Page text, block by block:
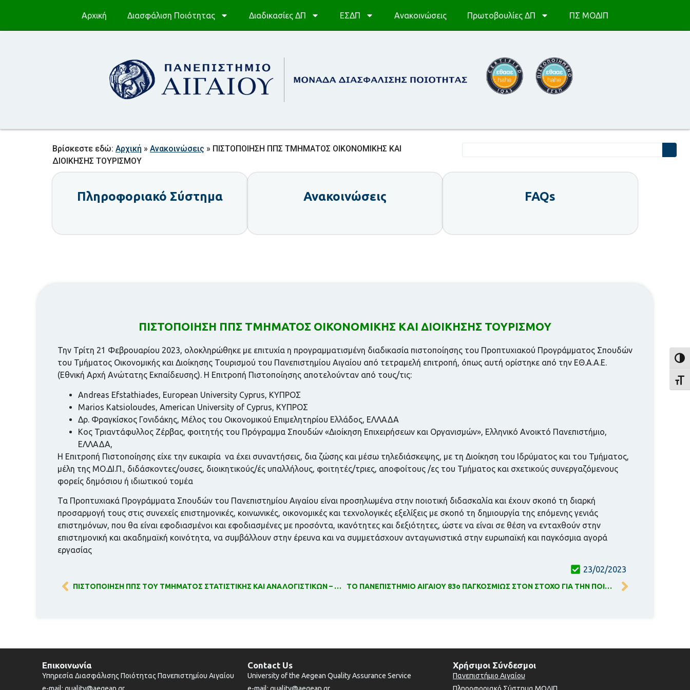
Αρχική Διασφάλιση Ποιότητας Διαδικασίες ΔΠ ΕΣΔΠ Ανακοινώσεις Πρωτοβουλίες ΔΠ ΠΣ ΜΟΔΙΠ
Βρίσκεστε εδώ: Αρχική » Ανακοινώσεις » ΠΙΣΤΟΠΟΙΗΣΗ ΠΠΣ ΤΜΗΜΑΤΟΣ ΟΙΚΟΝΟΜΙΚΗΣ ΚΑΙ
ΔΙΟΙΚΗΣΗΣ ΤΟΥΡΙΣΜΟΥ
Πληροφοριακό Σύστημα Ανακοινώσεις FAQs
ΠΙΣΤΟΠΟΙΗΣΗ ΠΠΣ ΤΜΗΜΑΤΟΣ ΟΙΚΟΝΟΜΙΚΗΣ ΚΑΙ ΔΙΟΙΚΗΣΗΣ ΤΟΥΡΙΣΜΟΥ
Την Τρίτη 21 Φεβρουαρίου 2023, ολοκληρώθηκε με επιτυχία η προγραμματισμένη διαδικασία πιστοποίησης του Προπτυχιακού Προγράμματος Σπουδών
του Τμήματος Οικονομικής και Διοίκησης Τουρισμού του Πανεπιστημίου Αιγαίου από τετραμελή επιτροπή, όπως αυτή ορίστηκε από την ΕΘ.Α.Α.Ε.
(Εθνική Αρχή Ανώτατης Εκπαίδευσης). Η Επιτροπή Πιστοποίησης αποτελούνταν από τους/τις:
Andreas Efstathiades, European University Cyprus, ΚΥΠΡΟΣ
Marios Katsioloudes, American University of Cyprus, ΚΥΠΡΟΣ
Δρ. Φραγκίσκος Γονιδάκης, Μέλος του Οικονομικού Επιμελητηρίου Ελλάδος, ΕΛΛΑΔΑ
Κος Τριαντάφυλλος Ζέρβας, φοιτητής του Πρόγραμμα Σπουδών «Διοίκηση Επιχειρήσεων και Οργανισμών», Ελληνικό Ανοικτό Πανεπιστήμιο,
ΕΛΛΑΔΑ,
Η Επιτροπή Πιστοποίησης είχε την ευκαιρία να έχει συναντήσεις, δια ζώσης και μέσω τηλεδιάσκεψης, με τη Διοίκηση του Ιδρύματος και του Τμήματος,
μέλη της ΜΟ.ΔΙ.Π., διδάσκοντες/ουσες, διοικητικούς/ές υπαλλήλους, φοιτητές/τριες, αποφοίτους /ες του Τμήματος και σχετικούς συνεργαζόμενους
φορείς δημόσιου ή ιδιωτικού τομέα
Τα Προπτυχιακά Προγράμματα Σπουδών του Πανεπιστημίου Αιγαίου είναι προσηλωμένα στην ποιοτική διδασκαλία και έχουν σκοπό τη διαρκή
προσαρμογή τους στις συνεχείς επιστημονικές, κοινωνικές, οικονομικές και τεχνολογικές εξελίξεις με σκοπό τη δημιουργία της επόμενης γενιάς
επιστημόνων, που θα είναι εφοδιασμένοι και εφοδιασμένες με προσόντα, ικανότητες και δεξιότητες, ώστε να είναι σε θέση να ενταχθούν στην
επιστημονική και ακαδημαϊκή κοινότητα, να συμβάλλουν στην έρευνα και να συμμετάσχουν ανταγωνιστικά στην ευρωπαϊκή και παγκόσμια αγορά
εργασίας
23/02/2023
ΠΙΣΤΟΠΟΙΗΣΗ ΠΠΣ ΤΟΥ ΤΜΗΜΑΤΟΣ ΣΤΑΤΙΣΤΙΚΗΣ ΚΑΙ ΑΝΑΛΟΓΙΣΤΙΚΩΝ – ΧΡΗΜΑΤΟΟΙΚΟΝΟΜΙΚΩΝ ΜΑΘΗΜΑΤΙΚΩΝ ΤΟ ΠΑΝΕΠΙΣΤΗΜΙΟ ΑΙΓΑΙΟΥ 83ο ΠΑΓΚΟΣΜΙΩΣ ΣΤΟΝ ΣΤΟΧΟ ΓΙΑ ΤΗΝ ΠΟΙΟΤΙΚΗ ΕΚΠΑΙΔΕΥΣΗ
Επικοινωνία
Υπηρεσία Διασφάλισης Ποιότητας Πανεπιστημίου Αιγαίου
Contact Us
University of the Aegean Quality Assurance Service
Χρήσιμοι Σύνδεσμοι
Πανεπιστήμιο Αιγαίου